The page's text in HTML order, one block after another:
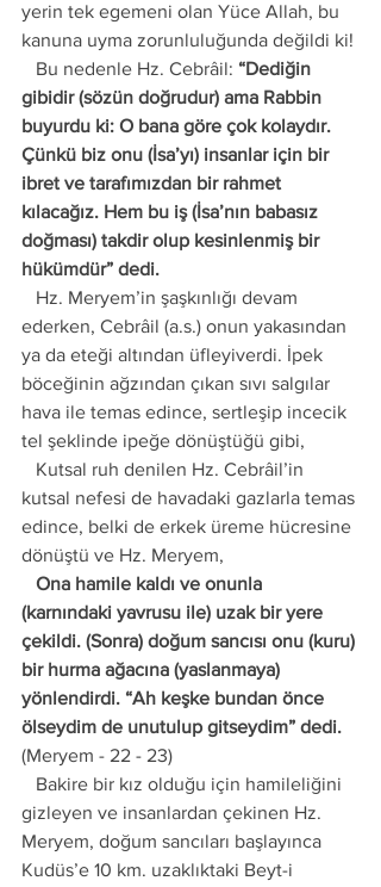
yerin tek egemeni olan Yüce Allah, bu
kanuna uyma zorunluluğunda değildi ki!
   Bu nedenle Hz. Cebrâil:
“Dediğin
gibidir (sözün doğrudur) ama Rabbin
buyurdu ki: O bana göre çok kolaydır.
Çünkü biz onu (İsa’yı) insanlar için bir
ibret ve tarafımızdan bir rahmet
kılacağız. Hem bu iş (İsa’nın babasız
doğması) takdir olup kesinlenmiş bir
hükümdür” dedi.
ederken, Cebrâil (a.s.) onun yakasından
ya da eteği altından üfleyiverdi. İpek
böceğinin ağzından çıkan sıvı salgılar
hava ile temas edince, sertleşip incecik
tel şeklinde ipeğe dönüştüğü gibi,
kutsal nefesi de havadaki gazlarla temas
edince, belki de erkek üreme hücresine
dönüştü ve Hz. Meryem,
(karnındaki yavrusu ile) uzak bir yere
çekildi. (Sonra) doğum sancısı onu (kuru)
bir hurma ağacına (yaslanmaya)
yönlendirdi. “Ah keşke bundan önce
ölseydim de unutulup gitseydim” dedi.
(Meryem - 22 - 23)
gizleyen ve insanlardan çekinen Hz.
Meryem, doğum sancıları başlayınca
Kudüs’e 10 km. uzaklıktaki Beyt-i